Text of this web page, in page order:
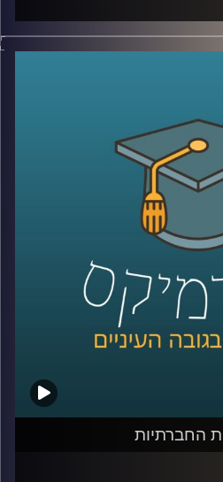
המפנה המשמעותיות
רק במעבדות או במחקרים, היא
אל תוך רגעים של חוסר ודאות,
הכי קריטיות שיש.
יותר, או דווקא משנה את
שוקלים ומחליטים?
מבפנים, דווקא באחד
ברפואה, עולם הלידות, נמצאת
מנהלת בית החולים לנשים
הספר לרפואה באוניברסיטת
מתקדמות ברפואה לצד
החלטות בזמן אמת.
החברתיות